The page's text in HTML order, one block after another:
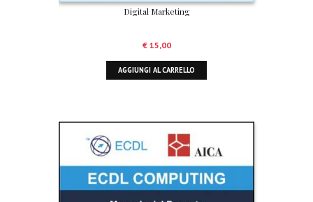
Digital Marketing
€15,00
AGGIUNGI AL CARRELLO